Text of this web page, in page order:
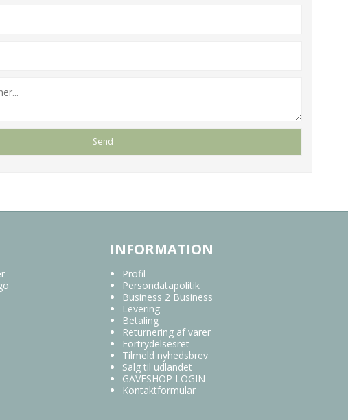
INFORMATION
Profil
Persondatapolitik
Business 2 Business
Levering
Betaling
Returnering af varer
Fortrydelsesret
Tilmeld nyhedsbrev
Salg til udlandet
GAVESHOP LOGIN
Kontaktformular